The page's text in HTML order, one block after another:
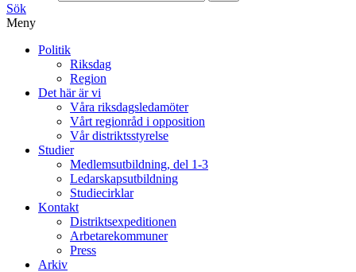
Sök
Meny
Politik
Riksdag
Region
Det här är vi
Våra riksdagsledamöter
Vårt regionråd i opposition
Vår distriktsstyrelse
Studier
Medlemsutbildning, del 1-3
Ledarskapsutbildning
Studiecirklar
Kontakt
Distriktsexpeditionen
Arbetarekommuner
Press
Arkiv